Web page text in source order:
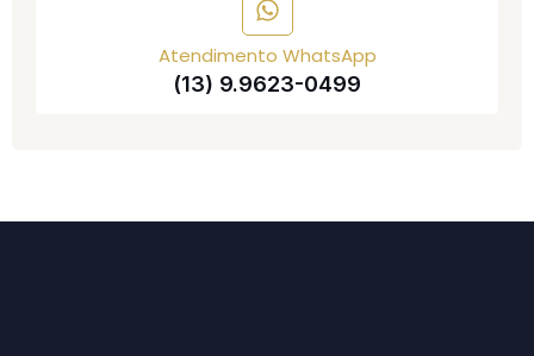
Atendimento WhatsApp
(13) 9.9623-0499